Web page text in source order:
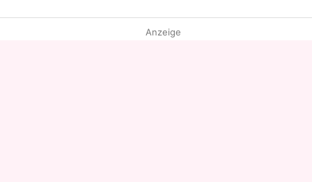
Anzeige